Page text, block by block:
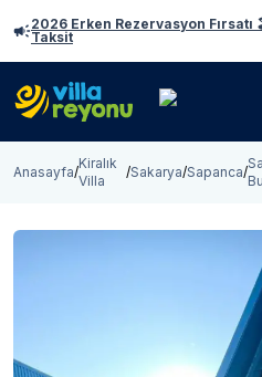
2026 Erken Rezervasyon Fırsatı
Taksit
Anasayfa/
Kiralık
Villa
/Sakarya/Sapanca/